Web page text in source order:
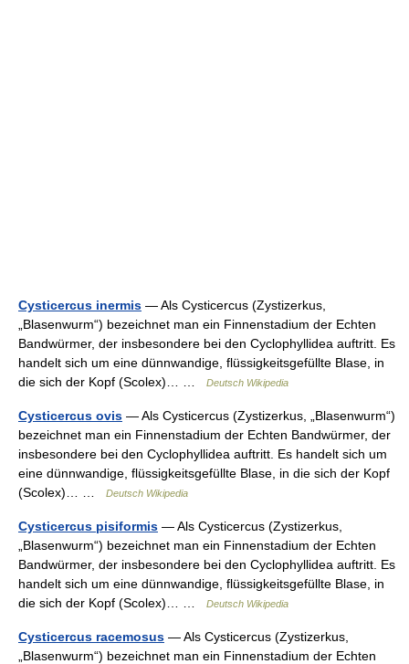
Cysticercus inermis — Als Cysticercus (Zystizerkus,
„Blasenwurm“) bezeichnet man ein Finnenstadium der Echten
Bandwürmer, der insbesondere bei den Cyclophyllidea auftritt. Es
handelt sich um eine dünnwandige, flüssigkeitsgefüllte Blase, in
die sich der Kopf (Scolex)… …
Deutsch Wikipedia
Cysticercus ovis — Als Cysticercus (Zystizerkus, „Blasenwurm“)
bezeichnet man ein Finnenstadium der Echten Bandwürmer, der
insbesondere bei den Cyclophyllidea auftritt. Es handelt sich um
eine dünnwandige, flüssigkeitsgefüllte Blase, in die sich der Kopf
(Scolex)… …
Deutsch Wikipedia
Cysticercus pisiformis — Als Cysticercus (Zystizerkus,
„Blasenwurm“) bezeichnet man ein Finnenstadium der Echten
Bandwürmer, der insbesondere bei den Cyclophyllidea auftritt. Es
handelt sich um eine dünnwandige, flüssigkeitsgefüllte Blase, in
die sich der Kopf (Scolex)… …
Deutsch Wikipedia
Cysticercus racemosus — Als Cysticercus (Zystizerkus,
„Blasenwurm“) bezeichnet man ein Finnenstadium der Echten